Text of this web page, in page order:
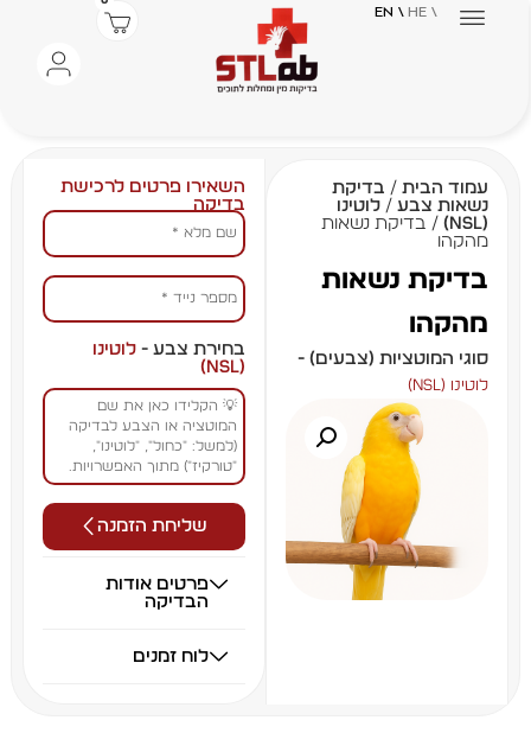
\ HE
\ EN
עמוד הבית/ בדיקת
נשאות צבע/ לוטינו
(NSL)
/ בדיקת נשאות
מהקהו
בדיקת נשאות
מהקהו
סוגי המוטציות (צבעים) -
לוטינו (NSL)
השאירו פרטים לרכישת
בדיקה
בחירת צבע - לוטינו
(NSL)
שליחת הזמנה
פרטים אודות
הבדיקה
לוח זמנים